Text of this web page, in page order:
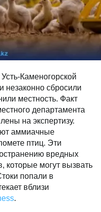
Каменогорской
незаконно сбросили
местность. Факт
департамента
на экспертизу.
аммиачные
птиц. Эти
вредных
которые могут вызвать
попали в
вблизи
.